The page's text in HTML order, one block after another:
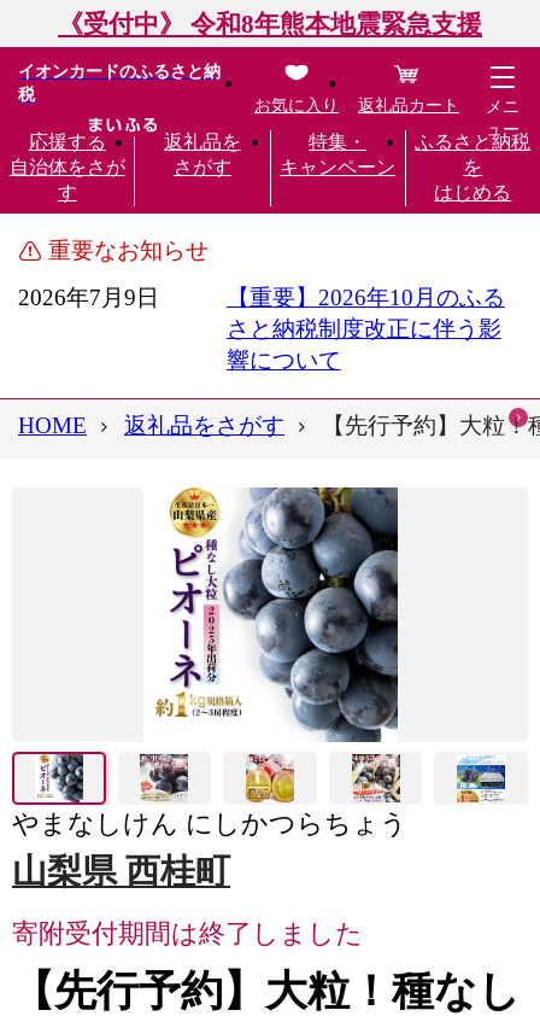
《受付中》 令和8年熊本地震緊急支援
イオンカードのふるさと納
税
応援する
自治体をさが
す
返礼品を
さがす
特集・
キャンペーン
ふるさと納税
を
はじめる
お気に入り 返礼品カート
メニ
ュー
重要なお知らせ
2026年7月9日
【重要】2026年10月のふる
さと納税制度改正に伴う影
響について
HOME 返礼品をさがす 【先行予約】大粒
やまなしけん にしかつらちょう
山梨県 西桂町
寄附受付期間は終了しました
【先行予約】大粒！種なし